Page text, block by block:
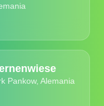
Pankow, Alemania